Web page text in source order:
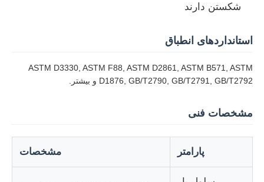
دستگاه تست پارچه
شکستن دارند
استانداردهای انطباق
ASTM D3330, ASTM F88, ASTM D2861, ASTM B571, ASTM
D1876, GB/T2790, GB/T2791, GB/T2792 و بیشتر.
مشخصات فنی
پارامتر مشخصات